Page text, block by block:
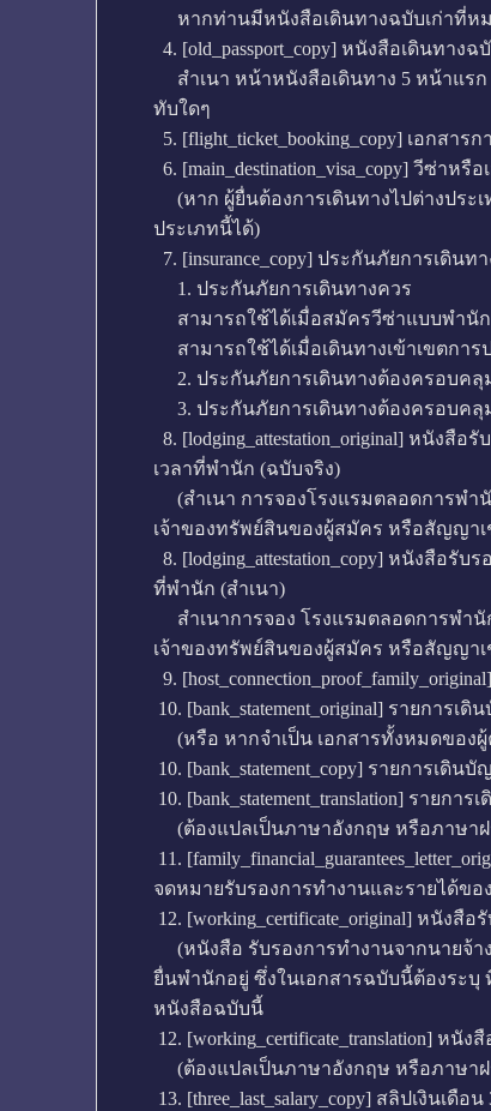
หากท่านมีหนังสือเดินทางฉบับเก่าที่หม
4. [old_passport_copy] หนังสือเดินทางฉ
สำเนา หน้าหนังสือเดินทาง 5 หน้าแร
ทับใดๆ
5. [flight_ticket_booking_copy] เอกสา
6. [main_destination_visa_copy] วีซ่า
(หาก ผู้ยื่นต้องการเดินทางไปต่างประเ
ประเภทนี้ได้)
7. [insurance_copy] ประกันภัยการเดิ
1. ประกันภัยการเดินทางควร
สามารถใช้ได้เมื่อสมัครวีซ่าแบบพำนัก
สามารถใช้ได้เมื่อเดินทางเข้าเขตการ
2. ประกันภัยการเดินทางต้องครอบคลุ
3. ประกันภัยการเดินทางต้องครอบคลุ
8. [lodging_attestation_original] หนัง
เวลาที่พำนัก (ฉบับจริง)
(สำเนา การจองโรงแรมตลอดการพำนั
เจ้าของทรัพย์สินของผู้สมัคร หรือสัญญา
8. [lodging_attestation_copy] หนังสือ
ที่พำนัก (สำเนา)
สำเนาการจอง โรงแรมตลอดการพำนั
เจ้าของทรัพย์สินของผู้สมัคร หรือสัญญา
9.
10. [bank_statement_original] รายการ
(หรือ หากจำเป็น เอกสารทั้งหมดของ
10. [bank_statement_copy] รายการเดิ
10. [bank_statement_translation] ราย
(ต้องแปลเป็นภาษาอังกฤษ หรือภาษาฝ
11.
จดหมายรับรองการทำงานและรายได้ขอ
12. [working_certificate_original] หนังสื
(หนังสือ รับรองการทำงานจากนายจ้า
ยื่นพำนักอยู่ ซึ่งในเอกสารฉบับนี้ต้องระ
หนังสือฉบับนี้
12. [working_certificate_translation] ห
(ต้องแปลเป็นภาษาอังกฤษ หรือภาษาฝ
13. [three_last_salary_copy] สลิปเงินเดือ